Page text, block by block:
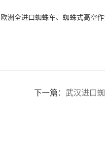
洲全进口蜘蛛车、蜘蛛式高空
下一篇： 武汉进口